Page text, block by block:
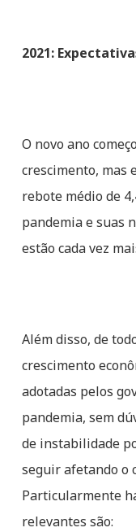
2021:
O novo ano
crescimento, mas
rebote médio de
pandemia e suas
estão cada vez
Além disso, de
crescimento
adotadas pelos
pandemia, sem
de instabilidade
seguir afetando o
Particularmente
relevantes são: